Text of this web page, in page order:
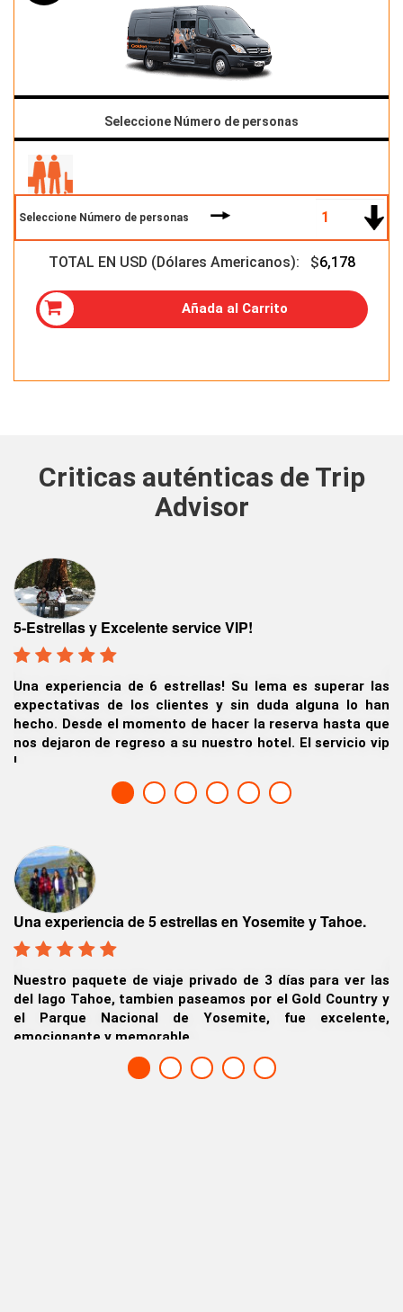
Seleccione Número de personas
Seleccione Número de personas
TOTAL EN USD (Dólares Americanos): $6,178
Añada al Carrito
Criticas auténticas de Trip
Advisor
y Excelente service VIP!
experiencia de 6 estrellas! Su lema es superar las
de los clientes y sin duda alguna lo han
Desde el momento de hacer la reserva hasta que
dejaron de regreso a su nuestro hotel. El servicio vip
Singapur
San
Tahoe.
de 5 estrellas en Yosemite y Tahoe.
paquete de viaje privado de 3 días para ver las
Tahoe, tambien paseamos por el Gold Country y
Nacional de Yosemite, fue excelente,
y memorable.
Bannysh. Kolkata (Calcuta), India
aventura
y
destino